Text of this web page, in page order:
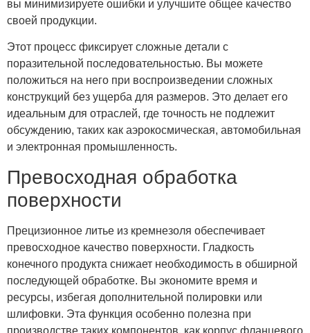
вы минимизируете ошибки и улучшите общее качество
своей продукции.
Этот процесс фиксирует сложные детали с
поразительной последовательностью. Вы можете
положиться на него при воспроизведении сложных
конструкций без ущерба для размеров. Это делает его
идеальным для отраслей, где точность не подлежит
обсуждению, таких как аэрокосмическая, автомобильная
и электронная промышленность.
Превосходная обработка
поверхности
Прецизионное литье из кремнезоля обеспечивает
превосходное качество поверхности. Гладкость
конечного продукта снижает необходимость в обширной
последующей обработке. Вы экономите время и
ресурсы, избегая дополнительной полировки или
шлифовки. Эта функция особенно полезна при
производстве таких компонентов, как корпус фланцевого